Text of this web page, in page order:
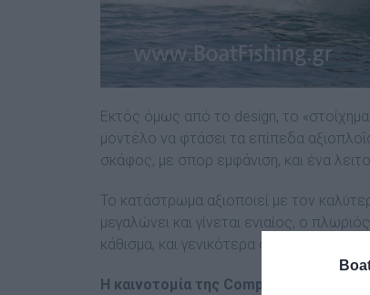
Εκτός όµως από το design, το
µοντέλο να φτάσει τα επίπεδα
σκάφος, µε σπορ εµφάνιση, και ένα
Το κατάστρωµα αξιοποιεί µε τον
µεγαλώνει και γίνεται ενιαίος, ο
κάθισµα, και γενικότερα οι
Η καινοτοµία της Compass – Σύστηµα